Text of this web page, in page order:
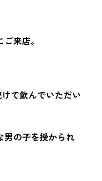
来店。
て飲んでいただい
男の子を授かられ